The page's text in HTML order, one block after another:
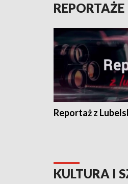
REPORTAŻE
Reportaż z
KULTURA I